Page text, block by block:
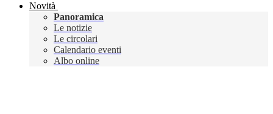
Novità
Panoramica
Le notizie
Le circolari
Calendario eventi
Albo online